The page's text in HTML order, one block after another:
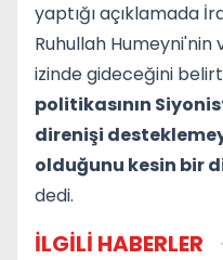
yaptığı açıklamada
Ruhullah Humeyni'nin
izinde gideceğini
politikasının
direnişi
olduğunu kesin bir
dedi.
İLGİLİ HABERLER